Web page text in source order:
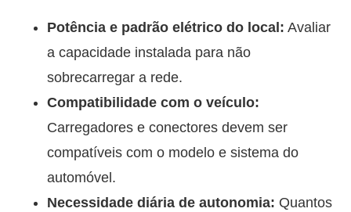
Potência e padrão elétrico do local: Avaliar
a capacidade instalada para não
sobrecarregar a rede.
Compatibilidade com o veículo:
Carregadores e conectores devem ser
compatíveis com o modelo e sistema do
automóvel.
Necessidade diária de autonomia: Quantos